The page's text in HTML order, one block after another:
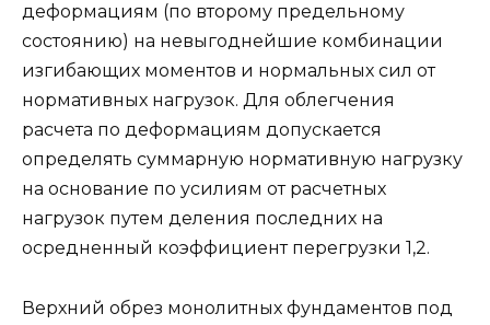
деформациям (по второму предельному
состоянию) на не­выгоднейшие комбинации
изгибающих моментов и нормальных сил от
нормативных нагрузок. Для облегчения
расчета по де­формациям допускается
определять суммарную нормативную нагрузку
на основание по усилиям от расчетных
нагрузок путем деления последних на
осредненный коэффициент перегрузки 1,2.
Верхний обрез монолитных фундаментов под